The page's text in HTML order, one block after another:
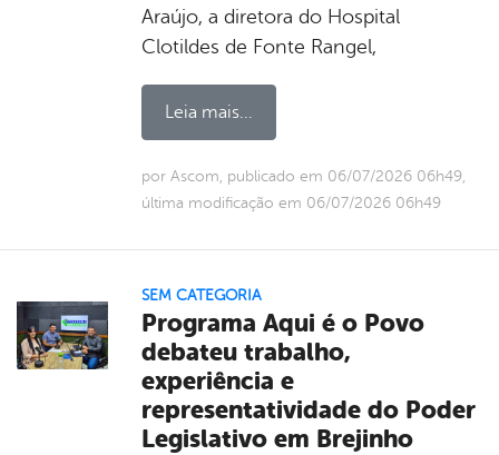
Araújo, a diretora do Hospital
Clotildes de Fonte Rangel,
Leia mais...
por Ascom, publicado em 06/07/2026 06h49,
última modificação em 06/07/2026 06h49
SEM CATEGORIA
Programa Aqui é o Povo
debateu trabalho,
experiência e
representatividade do Poder
Legislativo em Brejinho